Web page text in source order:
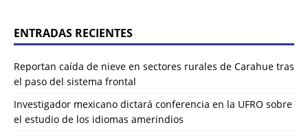
ENTRADAS RECIENTES
Reportan caída de nieve en sectores rurales de Carahue tras
el paso del sistema frontal
Investigador mexicano dictará conferencia en la UFRO sobre
el estudio de los idiomas amerindios